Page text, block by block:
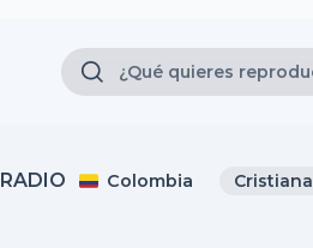
RADIO Colombia Cristiana